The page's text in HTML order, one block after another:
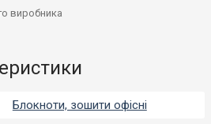
виробника
Блокноти, зошити офісні